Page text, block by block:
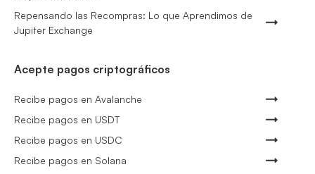
Repensando las Recompras: Lo que Aprendimos de
Jupiter Exchange
Acepte pagos criptográficos
Recibe pagos en Avalanche
Recibe pagos en USDT
Recibe pagos en USDC
Recibe pagos en Solana